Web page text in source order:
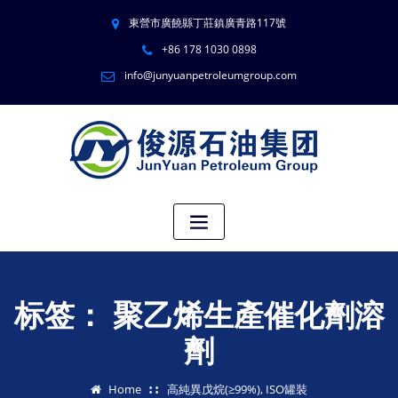
東營市廣饒縣丁莊鎮廣青路117號
+86 178 1030 0898
info@junyuanpetroleumgroup.com
标签： 聚乙烯生產催化劑溶
劑
Home 高純異戊烷(≥99%), ISO罐裝